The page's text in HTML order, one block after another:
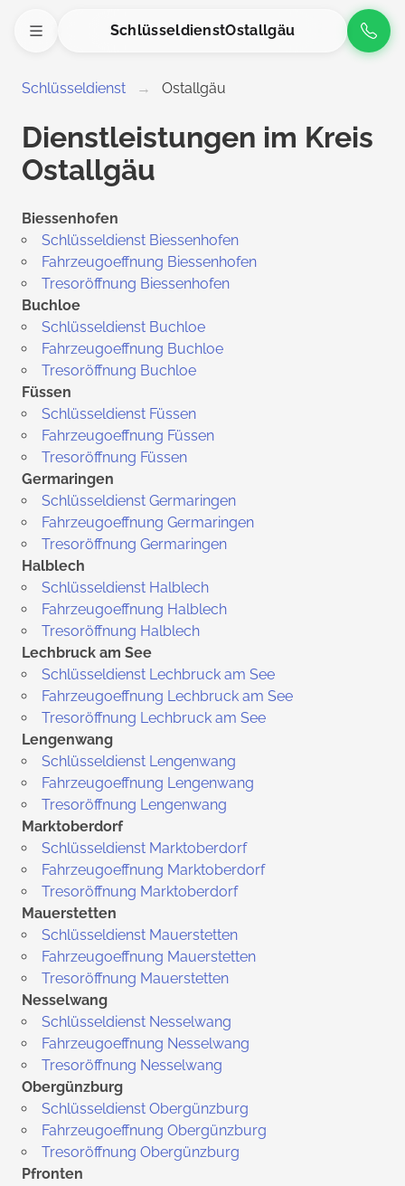
SchlüsseldienstOstallgäu
Schlüsseldienst Ostallgäu
Dienstleistungen im Kreis
Ostallgäu
Biessenhofen
Schlüsseldienst Biessenhofen
Fahrzeugoeffnung Biessenhofen
Tresoröffnung Biessenhofen
Buchloe
Schlüsseldienst Buchloe
Fahrzeugoeffnung Buchloe
Tresoröffnung Buchloe
Füssen
Schlüsseldienst Füssen
Fahrzeugoeffnung Füssen
Tresoröffnung Füssen
Germaringen
Schlüsseldienst Germaringen
Fahrzeugoeffnung Germaringen
Tresoröffnung Germaringen
Halblech
Schlüsseldienst Halblech
Fahrzeugoeffnung Halblech
Tresoröffnung Halblech
Lechbruck am See
Schlüsseldienst Lechbruck am See
Fahrzeugoeffnung Lechbruck am See
Tresoröffnung Lechbruck am See
Lengenwang
Schlüsseldienst Lengenwang
Fahrzeugoeffnung Lengenwang
Tresoröffnung Lengenwang
Marktoberdorf
Schlüsseldienst Marktoberdorf
Fahrzeugoeffnung Marktoberdorf
Tresoröffnung Marktoberdorf
Mauerstetten
Schlüsseldienst Mauerstetten
Fahrzeugoeffnung Mauerstetten
Tresoröffnung Mauerstetten
Nesselwang
Schlüsseldienst Nesselwang
Fahrzeugoeffnung Nesselwang
Tresoröffnung Nesselwang
Obergünzburg
Schlüsseldienst Obergünzburg
Fahrzeugoeffnung Obergünzburg
Tresoröffnung Obergünzburg
Pfronten